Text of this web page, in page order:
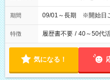
期間 09/01～長期 ※開始日
特徴 履歴書不要 / 40～50代
気になる！